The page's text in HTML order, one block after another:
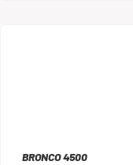
BRONCO 4500